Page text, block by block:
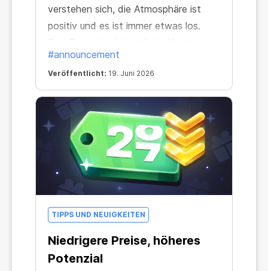
verstehen sich, die Atmosphäre ist
positiv und es ist immer etwas los.
Verlosungen: Miner, Boosts,
Kryptowährungen und vieles mehr!
#announcement
Veröffentlicht: 19. Juni 2026
TIPPS UND NEUIGKEITEN
Niedrigere Preise, höheres
Potenzial